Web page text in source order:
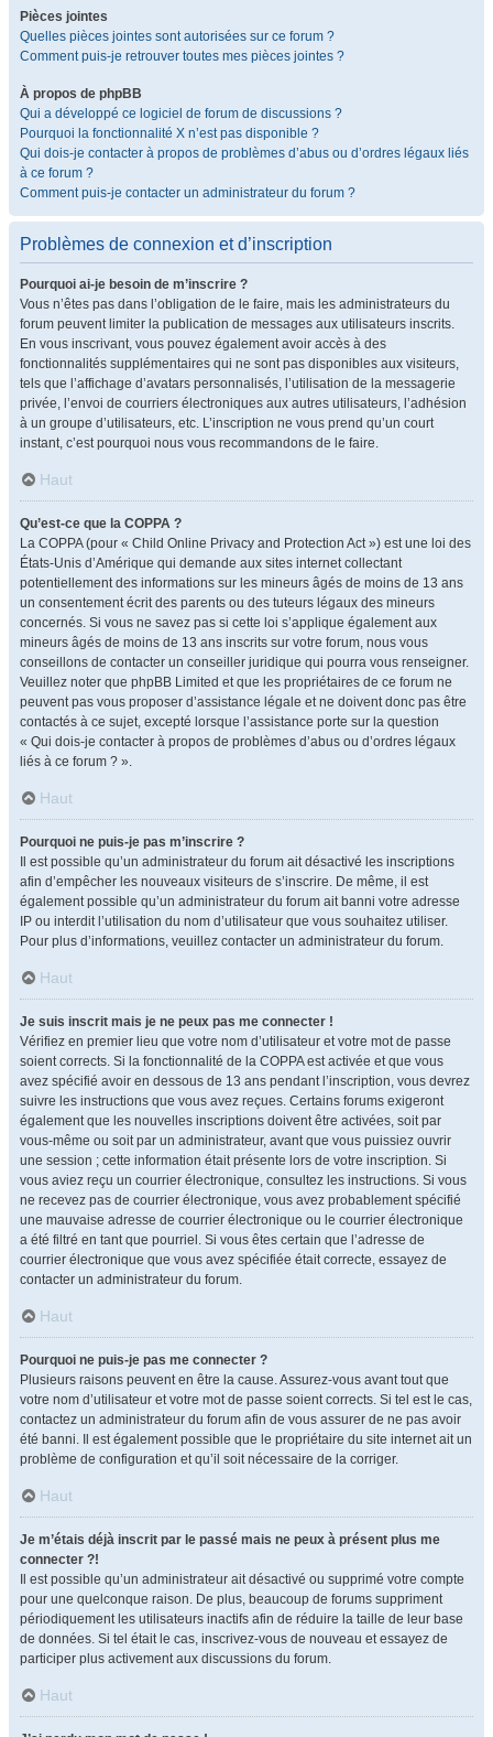
Pièces jointes
Quelles pièces jointes sont autorisées sur ce forum ?
Comment puis-je retrouver toutes mes pièces jointes ?
À propos de phpBB
Qui a développé ce logiciel de forum de discussions ?
Pourquoi la fonctionnalité X n’est pas disponible ?
Qui dois-je contacter à propos de problèmes d’abus ou d’ordres légaux liés
à ce forum ?
Comment puis-je contacter un administrateur du forum ?
Problèmes de connexion et d’inscription
Pourquoi ai-je besoin de m’inscrire ?
Vous n’êtes pas dans l’obligation de le faire, mais les administrateurs du
forum peuvent limiter la publication de messages aux utilisateurs inscrits.
En vous inscrivant, vous pouvez également avoir accès à des
fonctionnalités supplémentaires qui ne sont pas disponibles aux visiteurs,
tels que l’affichage d’avatars personnalisés, l’utilisation de la messagerie
privée, l’envoi de courriers électroniques aux autres utilisateurs, l’adhésion
à un groupe d’utilisateurs, etc. L’inscription ne vous prend qu’un court
instant, c’est pourquoi nous vous recommandons de le faire.
Haut
Qu’est-ce que la COPPA ?
La COPPA (pour « Child Online Privacy and Protection Act ») est une loi des
États-Unis d’Amérique qui demande aux sites internet collectant
potentiellement des informations sur les mineurs âgés de moins de 13 ans
un consentement écrit des parents ou des tuteurs légaux des mineurs
concernés. Si vous ne savez pas si cette loi s’applique également aux
mineurs âgés de moins de 13 ans inscrits sur votre forum, nous vous
conseillons de contacter un conseiller juridique qui pourra vous renseigner.
Veuillez noter que phpBB Limited et que les propriétaires de ce forum ne
peuvent pas vous proposer d’assistance légale et ne doivent donc pas être
contactés à ce sujet, excepté lorsque l’assistance porte sur la question
« Qui dois-je contacter à propos de problèmes d’abus ou d’ordres légaux
liés à ce forum ? ».
Haut
Pourquoi ne puis-je pas m’inscrire ?
Il est possible qu’un administrateur du forum ait désactivé les inscriptions
afin d’empêcher les nouveaux visiteurs de s’inscrire. De même, il est
également possible qu’un administrateur du forum ait banni votre adresse
IP ou interdit l’utilisation du nom d’utilisateur que vous souhaitez utiliser.
Pour plus d’informations, veuillez contacter un administrateur du forum.
Haut
Je suis inscrit mais je ne peux pas me connecter !
Vérifiez en premier lieu que votre nom d’utilisateur et votre mot de passe
soient corrects. Si la fonctionnalité de la COPPA est activée et que vous
avez spécifié avoir en dessous de 13 ans pendant l’inscription, vous devrez
suivre les instructions que vous avez reçues. Certains forums exigeront
également que les nouvelles inscriptions doivent être activées, soit par
vous-même ou soit par un administrateur, avant que vous puissiez ouvrir
une session ; cette information était présente lors de votre inscription. Si
vous aviez reçu un courrier électronique, consultez les instructions. Si vous
ne recevez pas de courrier électronique, vous avez probablement spécifié
une mauvaise adresse de courrier électronique ou le courrier électronique
a été filtré en tant que pourriel. Si vous êtes certain que l’adresse de
courrier électronique que vous avez spécifiée était correcte, essayez de
contacter un administrateur du forum.
Haut
Pourquoi ne puis-je pas me connecter ?
Plusieurs raisons peuvent en être la cause. Assurez-vous avant tout que
votre nom d’utilisateur et votre mot de passe soient corrects. Si tel est le cas,
contactez un administrateur du forum afin de vous assurer de ne pas avoir
été banni. Il est également possible que le propriétaire du site internet ait un
problème de configuration et qu’il soit nécessaire de la corriger.
Haut
Je m’étais déjà inscrit par le passé mais ne peux à présent plus me
connecter ?!
Il est possible qu’un administrateur ait désactivé ou supprimé votre compte
pour une quelconque raison. De plus, beaucoup de forums suppriment
périodiquement les utilisateurs inactifs afin de réduire la taille de leur base
de données. Si tel était le cas, inscrivez-vous de nouveau et essayez de
participer plus activement aux discussions du forum.
Haut